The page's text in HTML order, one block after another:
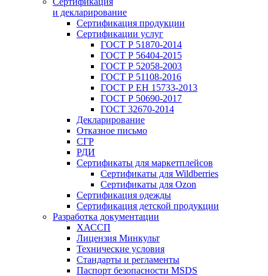
и декларирование
Сертификация продукции
Сертификации услуг
ГОСТ Р 51870-2014
ГОСТ Р 56404-2015
ГОСТ Р 52058-2003
ГОСТ Р 51108-2016
ГОСТ Р ЕН 15733-2013
ГОСТ Р 50690-2017
ГОСТ 32670-2014
Декларирование
Отказное письмо
СГР
РДИ
Сертификаты для маркетплейсов
Сертификаты для Wildberries
Сертификаты для Ozon
Сертификация одежды
Сертификация детской продукции
Разработка документации
ХАССП
Лицензия Минкульт
Технические условия
Стандарты и регламенты
Паспорт безопасности MSDS